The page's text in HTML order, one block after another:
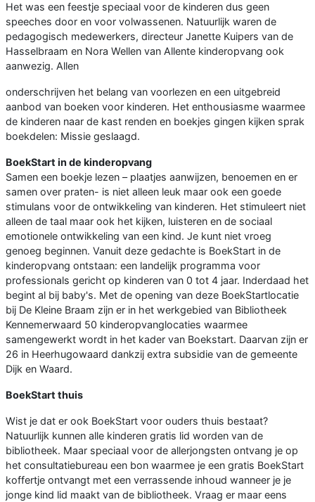
Het was een feestje speciaal voor de kinderen dus geen
speeches door en voor volwassenen. Natuurlijk waren de
pedagogisch medewerkers, directeur Janette Kuipers van de
Hasselbraam en Nora Wellen van Allente kinderopvang ook
aanwezig. Allen
onderschrijven het belang van voorlezen en een uitgebreid
aanbod van boeken voor kinderen. Het enthousiasme waarmee
de kinderen naar de kast renden en boekjes gingen kijken sprak
boekdelen: Missie geslaagd.
BoekStart in de kinderopvang
Samen een boekje lezen – plaatjes aanwijzen, benoemen en er
samen over praten- is niet alleen leuk maar ook een goede
stimulans voor de ontwikkeling van kinderen. Het stimuleert niet
alleen de taal maar ook het kijken, luisteren en de sociaal
emotionele ontwikkeling van een kind. Je kunt niet vroeg
genoeg beginnen. Vanuit deze gedachte is BoekStart in de
kinderopvang ontstaan: een landelijk programma voor
professionals gericht op kinderen van 0 tot 4 jaar. Inderdaad het
begint al bij baby's. Met de opening van deze BoekStartlocatie
bij De Kleine Braam zijn er in het werkgebied van Bibliotheek
Kennemerwaard 50 kinderopvanglocaties waarmee
samengewerkt wordt in het kader van Boekstart. Daarvan zijn er
26 in Heerhugowaard dankzij extra subsidie van de gemeente
Dijk en Waard.
BoekStart thuis
Wist je dat er ook BoekStart voor ouders thuis bestaat?
Natuurlijk kunnen alle kinderen gratis lid worden van de
bibliotheek. Maar speciaal voor de allerjongsten ontvang je op
het consultatiebureau een bon waarmee je een gratis BoekStart
koffertje ontvangt met een verrassende inhoud wanneer je je
jonge kind lid maakt van de bibliotheek. Vraag er maar eens